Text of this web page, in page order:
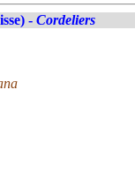
- Cordeliers